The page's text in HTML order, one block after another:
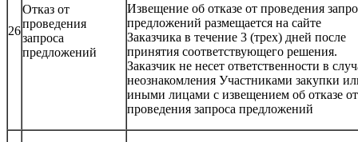
26
Отказ от
проведения
запроса
предложений
Извещение об отказе от проведения
предложений размещается на сайте
Заказчика в течение 3 (трех) дней после
принятия соответствующего решения.
Заказчик не несет ответственности в
неознакомления Участниками закупки
иными лицами с извещением об отказе от
проведения запроса предложений